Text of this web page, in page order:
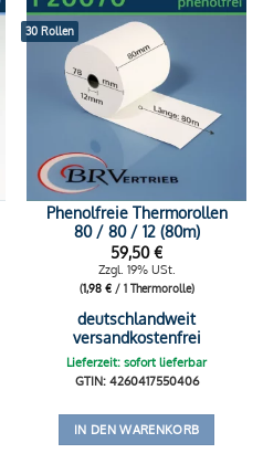
30 Rollen
Phenolfreie Thermorollen
80 / 80 / 12 (80m)
59,50€
Zzgl. 19% USt.
(1,98 €/ 1 Thermorolle)
deutschlandweit
versandkostenfrei
Lieferzeit: sofort lieferbar
GTIN: 4260417550406
IN DEN WARENKORB